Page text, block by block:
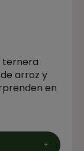
ternera
arroz y
en